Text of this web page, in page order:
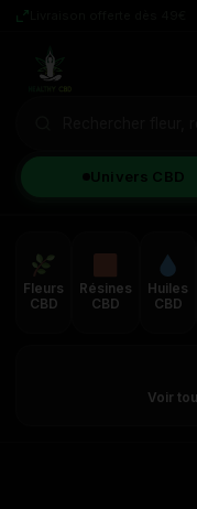
Univers CBD
Fleurs
CBD
Résines
CBD
Huiles
CBD
Voir